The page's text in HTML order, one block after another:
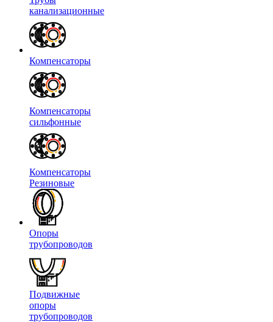
канализационные
Компенсаторы
Компенсаторы
сильфонные
Компенсаторы
Резиновые
Опоры
трубопроводов
Подвижные
опоры
трубопроводов